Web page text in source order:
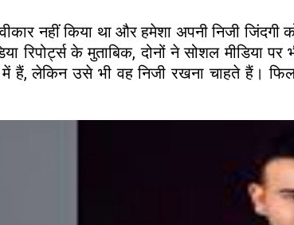
नहीं किया था और हमेशा अपनी निजी जिंदगी
रिपोर्ट्स के मुताबिक, दोनों ने सोशल मीडिया
लेकिन उसे भी वह निजी रखना चाहते हैं।